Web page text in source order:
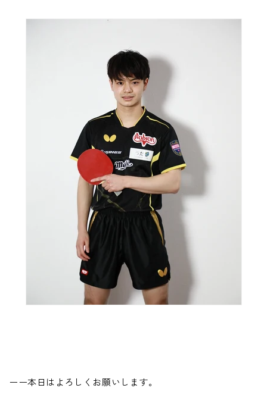
ーー本日はよろしくお願いします。